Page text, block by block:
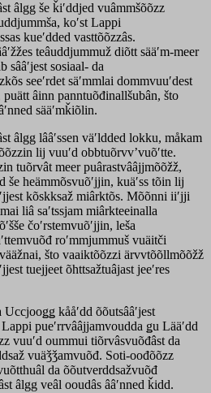
âlgg še ǩiʹddjed vuâmmšõõzz
koʹst Lappi
kueʹdded vasttõõzzâs.
teâuddjummuž diõtt sääʹm-meer
sââʹjest sosiaal- da
seeʹrdet säʹmmlai dommvuuʹdest
puätt âinn panntuõđinallšubân, što
sääʹmǩiõlin.
âlgg lââʹssen väʹldded lokku, måkam
lij vuuʹd obbtuõrvvʼvuõʹtte.
tuõrvât meer puârastvââjjmõõžž,
še heämmõsvuõʹjjin, kuäʹss tõin lij
kõskksaž miârktõs. Mõõnni iiʹjji
liâ saʹtssjam miârkteeinalla
čoʹrstemvuõʹjjin, leša
roʹmmjummuš vuäitči
što vaaiktõõzzi ärvvtõõllmõõžž
tuejjeet õhttsažtuâjast jeeʹres
kååʹdd õõutsââʹjest
Lappi pueʹrrvââjjamvoudda ǥu Lääʹdd
vuuʹd oummui tiõrvâsvuõđâst da
vuäǯǯamvuõđ. Soti-oođõõzz
da õõutverddsažvuõđ
âlgg veâl ooudâs ââʹnned ǩidd.